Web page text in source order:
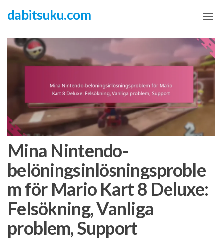
content
dabitsuku.com
Mina Nintendo-
belöningsinlösningsproble
m för Mario Kart 8 Deluxe:
Felsökning, Vanliga
problem, Support